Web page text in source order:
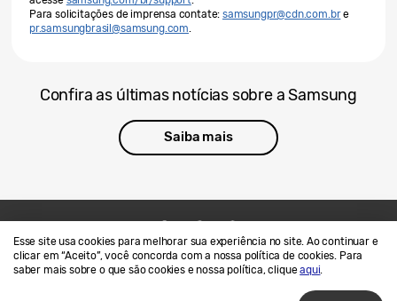
Esse site usa cookies para melhorar sua experiência no site. Ao continuar e
clicar em “Aceito”, você concorda com a nossa política de cookies. Para
saber mais sobre o que são cookies e nossa política, cliqueaqui.
Para solicitações de imprensa contate: samsungpr@cdn.com.bre
pr.samsungbrasil@samsung.com
Confira as últimas notícias sobre a Samsung
Saiba mais
Contato
SAMSUNG.COM
Termos de Uso
Privacidade e Cookies